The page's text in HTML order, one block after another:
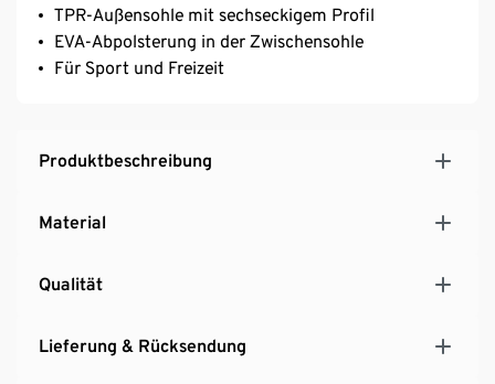
TPR-Außensohle mit sechseckigem Profil
EVA-Abpolsterung in der Zwischensohle
Für Sport und Freizeit
Produktbeschreibung
Material
Qualität
Lieferung & Rücksendung